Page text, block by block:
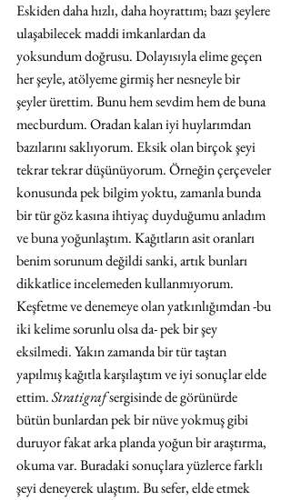
Eskiden daha hızlı, daha hoyrattım; bazı şeylere
ulaşabilecek maddi imkanlardan da
yoksundum doğrusu. Dolayısıyla elime geçen
her şeyle, atölyeme girmiş her nesneyle bir
şeyler ürettim. Bunu hem sevdim hem de buna
mecburdum. Oradan kalan iyi huylarımdan
bazılarını saklıyorum. Eksik olan birçok şeyi
tekrar tekrar düşünüyorum. Örneğin çerçeveler
konusunda pek bilgim yoktu, zamanla bunda
bir tür göz kasına ihtiyaç duyduğumu anladım
ve buna yoğunlaştım. Kağıtların asit oranları
benim sorunum değildi sanki, artık bunları
dikkatlice incelemeden kullanmıyorum.
Keşfetme ve denemeye olan yatkınlığımdan -bu
iki kelime sorunlu olsa da- pek bir şey
eksilmedi. Yakın zamanda bir tür taştan
yapılmış kağıtla karşılaştım ve iyi sonuçlar elde
ettim. Stratigraf sergisinde de görünürde
bütün bunlardan pek bir nüve yokmuş gibi
duruyor fakat arka planda yoğun bir araştırma,
okuma var. Buradaki sonuçlara yüzlerce farklı
şeyi deneyerek ulaştım. Bu sefer, elde etmek